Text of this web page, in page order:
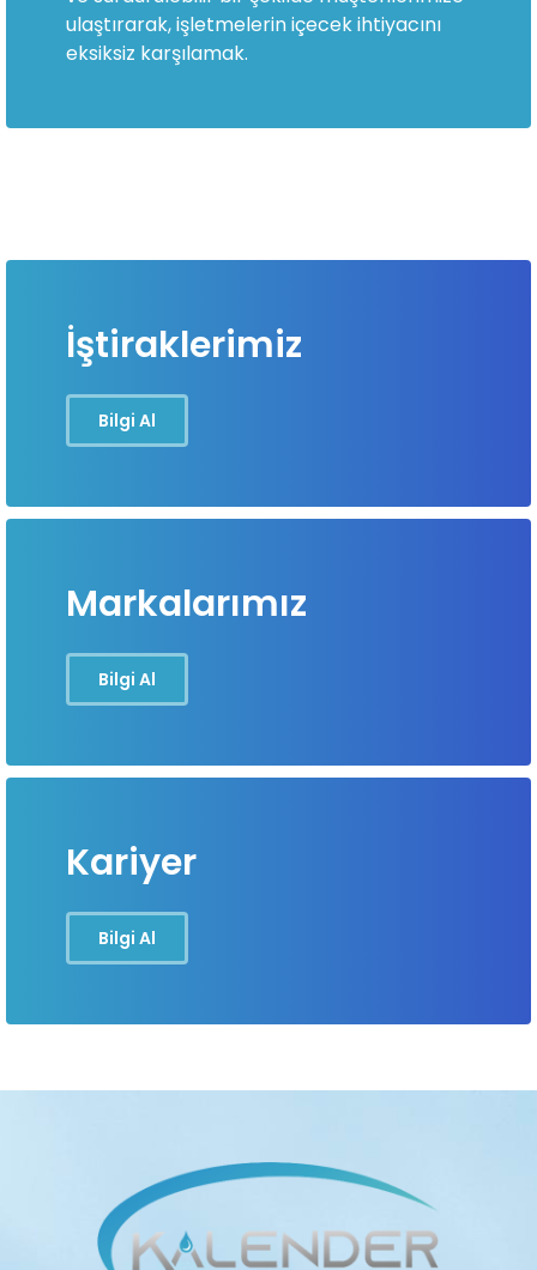
ulaştırarak, işletmelerin içecek ihtiyacını
eksiksiz karşılamak.
İştiraklerimiz
Bilgi Al
Markalarımız
Bilgi Al
Kariyer
Bilgi Al